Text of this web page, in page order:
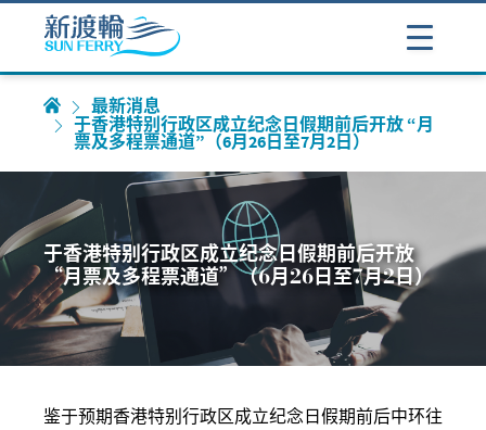
最新消息
于香港特别行政区成立纪念日假期前后开放 “月
票及多程票通道”（6月26日至7月2日）
于香港特别行政区成立纪念日假期前后开放
“月票及多程票通道”（6月26日至7月2日）
鉴于预期香港特别行政区成立纪念日假期前后中环往